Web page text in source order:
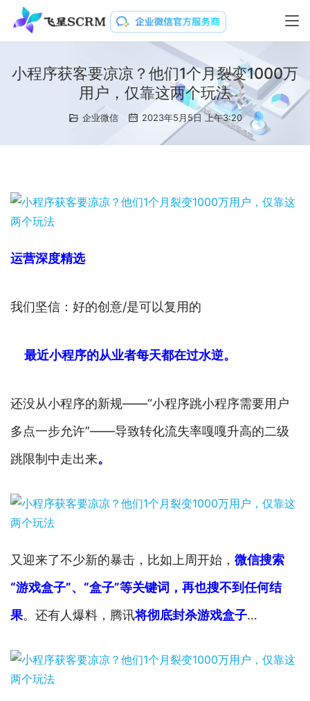
小程序获客要凉凉？他们1个月裂变1000万
用户，仅靠这两个玩法
企业微信 2023年5月5日 上午3:20
运营深度精选
我们坚信：好的创意/是可以复用的
最近小程序的从业者每天都在过水逆。
还没从小程序的新规——“小程序跳小程序需要用户
多点一步允许”——导致转化流失率嘎嘎升高的二级
跳限制中走出来。
又迎来了不少新的暴击，比如上周开始， 微信搜索
“游戏盒子”、“盒子”等关键词，再也搜不到任何结
果。还有人爆料，腾讯将彻底封杀游戏盒子…